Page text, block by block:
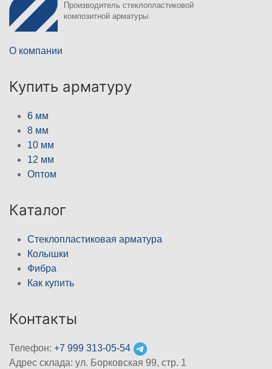
Производитель стеклопластиковой
композитной арматуры
О компании
Купить арматуру
6 мм
8 мм
10 мм
12 мм
Оптом
Каталог
Стеклопластиковая арматура
Колышки
Фибра
Как купить
Контакты
Телефон: +7 999 313-05-54
Адрес склада: ул. Борковская 99, стр. 1